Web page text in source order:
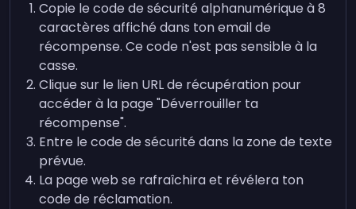
Copie le code de sécurité alphanumérique à 8
caractères affiché dans ton email de
récompense. Ce code n'est pas sensible à la
casse.
Clique sur le lien URL de récupération pour
accéder à la page "Déverrouiller ta
récompense".
Entre le code de sécurité dans la zone de texte
prévue.
La page web se rafraîchira et révélera ton
code de réclamation.